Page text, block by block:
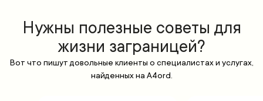
Нужны полезные советы для
жизни заграницей?
Вот что пишут довольные клиенты о специалистах и услугах,
найденных на A4ord.